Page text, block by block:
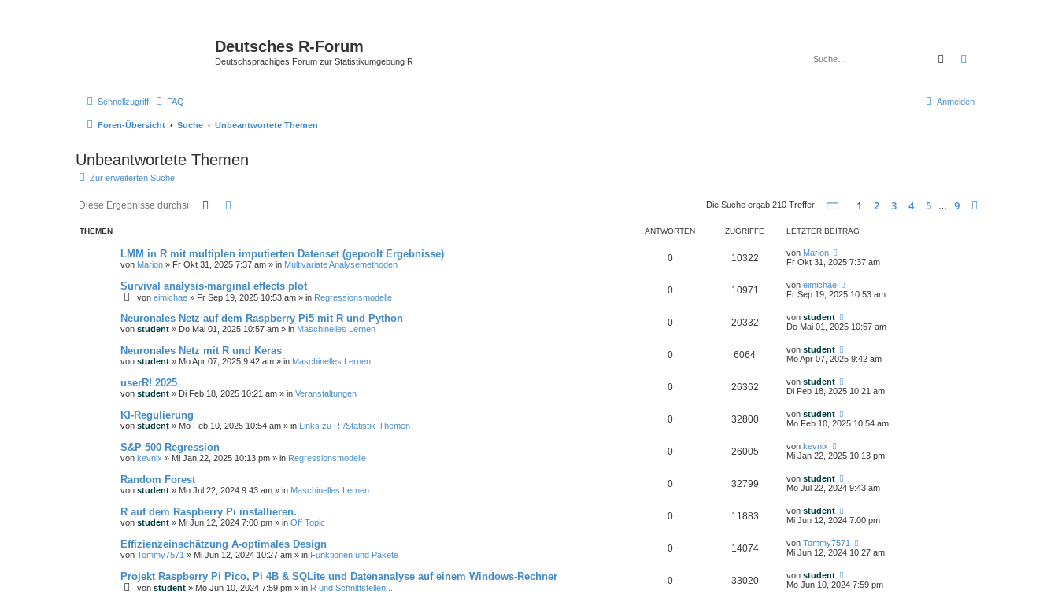
Deutsches R-Forum
Deutschsprachiges Forum zur Statistikumgebung R Suche
Schnellzugriff FAQ Anmelden
Foren-Übersicht Suche Unbeantwortete Themen
Unbeantwortete Themen
Zur erweiterten Suche
Suche Die Suche ergab 210 Treffer Seite von9
1 2 3 4 5 9
THEMEN ANTWORTEN ZUGRIFFE LETZTER BEITRAG
LMM in R mit multiplen imputierten Datenset (gepoolt Ergebnisse)
von Marion » Fr Okt 31, 2025 7:37 am » in Multivariate Analysemethoden
0 10322 von Marion
Fr Okt 31, 2025 7:37 am
Survival analysis-marginal effects plot
von eimichae » Fr Sep 19, 2025 10:53 am » in Regressionsmodelle
0 10971 von eimichae
Fr Sep 19, 2025 10:53 am
Neuronales Netz auf dem Raspberry Pi5 mit R und Python
von student » Do Mai 01, 2025 10:57 am » in Maschinelles Lernen
0 20332 von student
Do Mai 01, 2025 10:57 am
Neuronales Netz mit R und Keras
von student » Mo Apr 07, 2025 9:42 am » in Maschinelles Lernen
0 6064 von student
Mo Apr 07, 2025 9:42 am
userR! 2025
von student » Di Feb 18, 2025 10:21 am » in Veranstaltungen
0 26362 von student
Di Feb 18, 2025 10:21 am
KI-Regulierung
von student » Mo Feb 10, 2025 10:54 am » in Links zu R-/Statistik-Themen
0 32800 von student
Mo Feb 10, 2025 10:54 am
S&P 500 Regression
von kevnix » Mi Jan 22, 2025 10:13 pm » in Regressionsmodelle
0 26005 von kevnix
Mi Jan 22, 2025 10:13 pm
Random Forest
von student » Mo Jul 22, 2024 9:43 am » in Maschinelles Lernen
0 32799 von student
Mo Jul 22, 2024 9:43 am
R auf dem Raspberry Pi installieren.
von student » Mi Jun 12, 2024 7:00 pm » in Off Topic
0 11883 von student
Mi Jun 12, 2024 7:00 pm
Effizienzeinschätzung A-optimales Design
von Tommy7571 » Mi Jun 12, 2024 10:27 am » in Funktionen und Pakete
0 14074 von Tommy7571
Mi Jun 12, 2024 10:27 am
Projekt Raspberry Pi Pico, Pi 4B & SQLite und Datenanalyse auf einem Windows-Rechner
von student » Mo Jun 10, 2024 7:59 pm » in R und Schnittstellen...
0 33020 von student
Mo Jun 10, 2024 7:59 pm